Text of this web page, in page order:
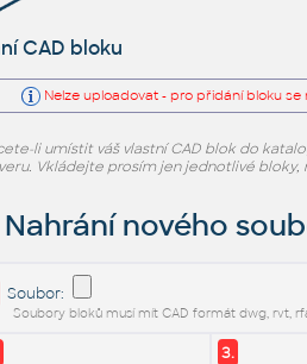
CAD bloku
Nelze uploadovat - pro přidání bloku se
li umístit váš vlastní CAD blok do
Vkládejte prosím jen jednotlivé bloky,
nového
Soubor:
Soubory bloků musí mít CAD formát dwg, rvt,
3.